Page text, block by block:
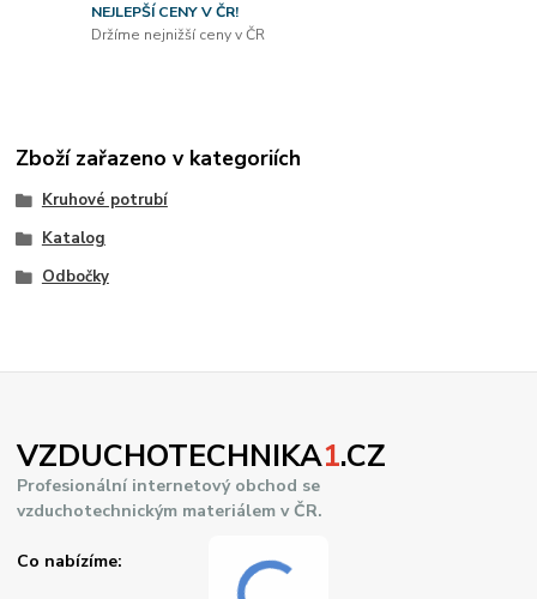
NEJLEPŠÍ CENY V ČR!
Držíme nejnižší ceny v ČR
Zboží zařazeno v kategoriích
Kruhové potrubí
Katalog
Odbočky
VZDUCHOTECHNIKA1.CZ
Profesionální internetový obchod se
vzduchotechnickým materiálem v ČR.
Co nabízíme: